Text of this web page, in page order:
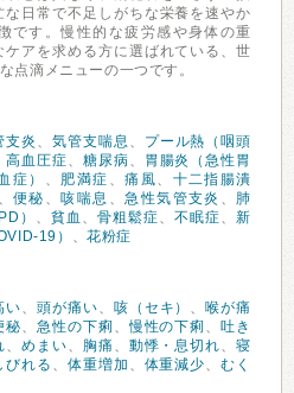
日常で不足しがちな栄養を速やか
です。慢性的な疲労感や身体の重
アを求める方に選ばれている、世
点滴メニューの一つです。
支炎 、 気管支喘息 、
プール熱（咽頭
高血圧症、 糖尿病、
胃腸炎（急性胃
症） 、 肥満症 、痛風、 十二指腸潰
、 便秘 、咳喘息 、急性気管支炎 、 肺
） 、貧血 、骨粗鬆症、不眠症、新
19） 、花粉症
い、 頭が痛い、 咳（セキ） 、喉が痛
秘、 急性の下痢 、慢性の下痢 、吐き
、 めまい、 胸痛 、 動悸・息切れ、寝
びれる 、 体重増加 、 体重減少、むく